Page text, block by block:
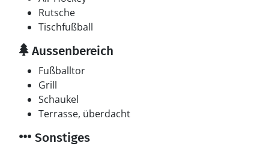
Rutsche
Tischfußball
Aussenbereich
Fußballtor
Grill
Schaukel
Terrasse, überdacht
Sonstiges